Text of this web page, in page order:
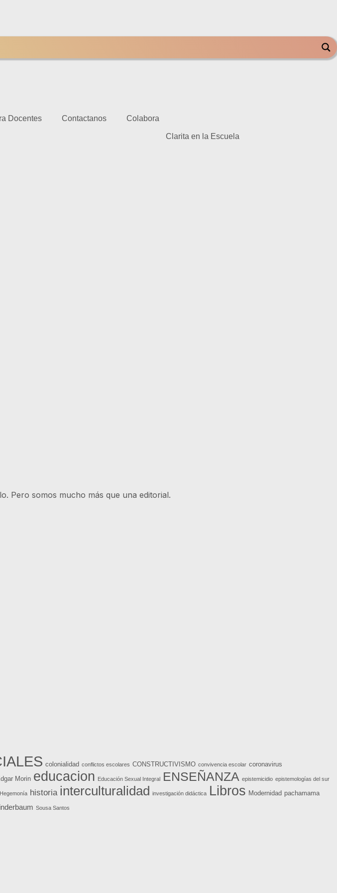
Docentes Contactanos Colabora
Clarita en la Escuela
Pero somos mucho más que una editorial.
colonialidad conflictos escolares CONSTRUCTIVISMO convivencia escolar coronavirus
Morin educacion Educación Sexual Integral ENSEÑANZA epistemicidio epistemologías del sur
Hegemonía historia interculturalidad investigación didáctica Libros Modernidad pachamama
Sousa Santos